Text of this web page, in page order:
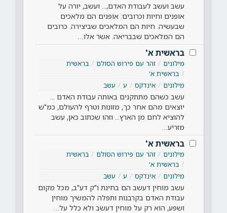
עשב ועשב לעבודת האדם,... ועשב, יורה על
אופנים וחיות וכרובים: אופנים הם מלאכים
שבעשיה. חיות הם המלאכים שביצירה. כרובים
הם המלאכים שבבריאה. אשר אלו…
בראשית א'
מילונים זהר עם פירוש הסולם
בראשית
בראשית א'
מילונים
אינדקס ע עשב
עשב כשהם מתתקנים באותה עבודת האדם ...
יוצאים מהם אחר כך, מזונות וטרף להעולם, כמ"ש
להוציא לחם מן הארץ... וזהו שכתוב כאן, עשב
מזריע…
בראשית א'
מילונים זהר עם פירוש הסולם
בראשית
בראשית א'
מילונים
אינדקס ע עשב
עשב מוחין דעשב הם בחינת ו"ק דע"ב, מכל מקום
עבודת האדם בקרבנות ותפלה להמשיך מוחין
ושפע, הוא רק על מוחין דעשב ולא כלל על…